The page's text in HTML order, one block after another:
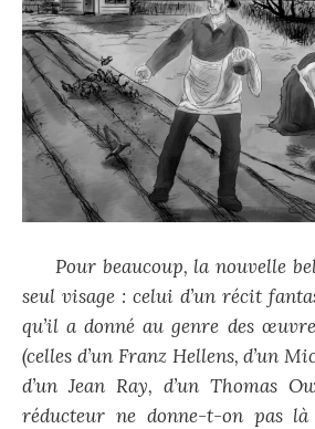
Pour beaucoup, la nouvelle
seul visage : celui d’un récit
qu’il a donné au genre des
(celles d’un Franz Hellens, d’un
d’un Jean Ray, d’un Thomas
réducteur ne donne-t-on pas là